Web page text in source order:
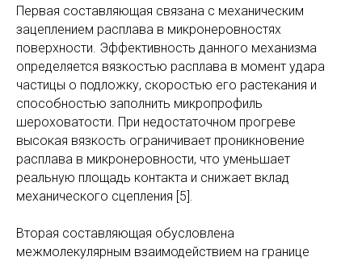
Первая составляющая связана с механическим
зацеплением расплава в микронеровностях
поверхности. Эффективность данного механизма
определяется вязкостью расплава в момент удара
частицы о подложку, скоростью его растекания и
способностью заполнить микропрофиль
шероховатости. При недостаточном прогреве
высокая вязкость ограничивает проникновение
расплава в микронеровности, что уменьшает
реальную площадь контакта и снижает вклад
механического сцепления [5].
Вторая составляющая обусловлена
межмолекулярным взаимодействием на границе